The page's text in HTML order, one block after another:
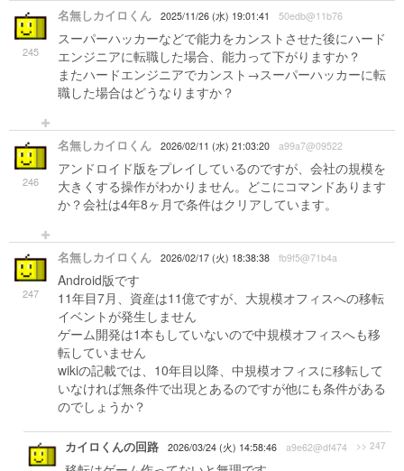
245
名無しカイロくん 2025/11/26 (水) 19:01:41 50edb@11b76
スーパーハッカーなどで能力をカンストさせた後にハード
エンジニアに転職した場合、能力って下がりますか？
またハードエンジニアでカンスト→スーパーハッカーに転
職した場合はどうなりますか？
246
名無しカイロくん 2026/02/11 (水) 21:03:20 a99a7@09522
アンドロイド版をプレイしているのですが、会社の規模を
大きくする操作がわかりません。どこにコマンドあります
か？会社は4年8ヶ月で条件はクリアしています。
247
名無しカイロくん 2026/02/17 (火) 18:38:38 fb9f5@71b4a
Android版です
11年目7月、資産は11億ですが、大規模オフィスへの移転
イベントが発生しません
ゲーム開発は1本もしていないので中規模オフィスへも移
転していません
wikiの記載では、10年目以降、中規模オフィスに移転して
いなければ無条件で出現とあるのですが他にも条件がある
のでしょうか？
カイロくんの回路 2026/03/24 (火) 14:58:46 a9e62@df474 >> 247